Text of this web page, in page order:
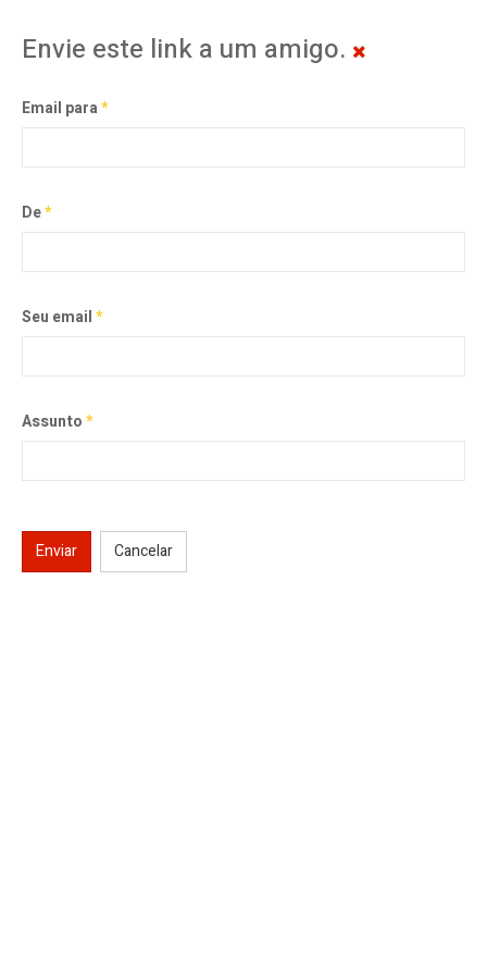
Envie este link a um amigo.
Email para*
De*
Seu email*
Assunto*
Enviar Cancelar